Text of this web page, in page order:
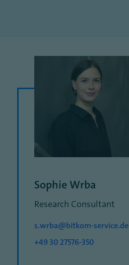
Sophie Wrba
Research Consultant
s.wrba@bitkom-service.de
+49 30 27576-350